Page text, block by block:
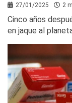
27/01/2025 2
Cinco años
en jaque al